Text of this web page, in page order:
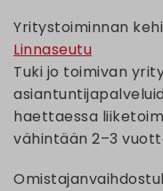
Yritystoiminnan
Linnaseutu
Tuki jo toimivan
haettaessa
vähintään 2–3